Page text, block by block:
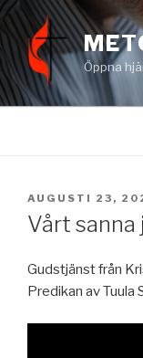
Hoppa
till
innehåll
Öppna
PUBLICERAT
AUGUSTI 23,
Vårt sanna
Gudstjänst från
Predikan av Tuula